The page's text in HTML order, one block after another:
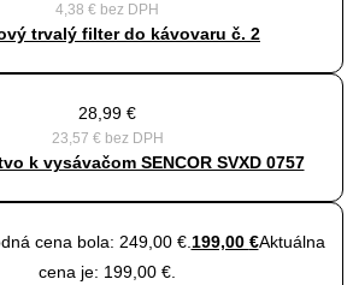
4,38 € bez DPH
trvalý filter do kávovaru č. 2
28,99 €
23,57 €bez DPH
k vysávačom SENCOR SVXD 0757
cena bola: 249,00 €. 199,00 €Aktuálna
cena je: 199,00 €.